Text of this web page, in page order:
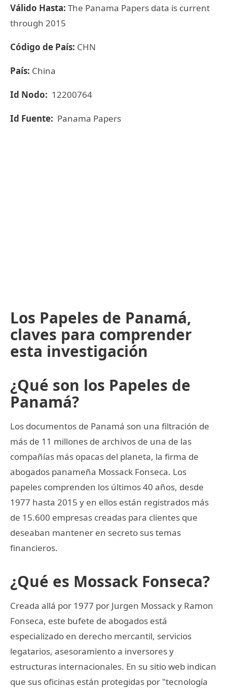
Válido Hasta: The Panama Papers data is current
through 2015
Código de País: CHN
País: China
Id Nodo: 12200764
Id Fuente: Panama Papers
Los Papeles de Panamá,
claves para comprender
esta investigación
¿Qué son los Papeles de
Panamá?
Los documentos de Panamá son una filtración de
más de 11 millones de archivos de una de las
compañías más opacas del planeta, la firma de
abogados panameña Mossack Fonseca. Los
papeles comprenden los últimos 40 años, desde
1977 hasta 2015 y en ellos están registrados más
de 15.600 empresas creadas para clientes que
deseaban mantener en secreto sus temas
financieros.
¿Qué es Mossack Fonseca?
Creada allá por 1977 por Jurgen Mossack y Ramon
Fonseca, este bufete de abogados está
especializado en derecho mercantil, servicios
legatarios, asesoramiento a inversores y
estructuras internacionales. En su sitio web indican
que sus oficinas están protegidas por "tecnología